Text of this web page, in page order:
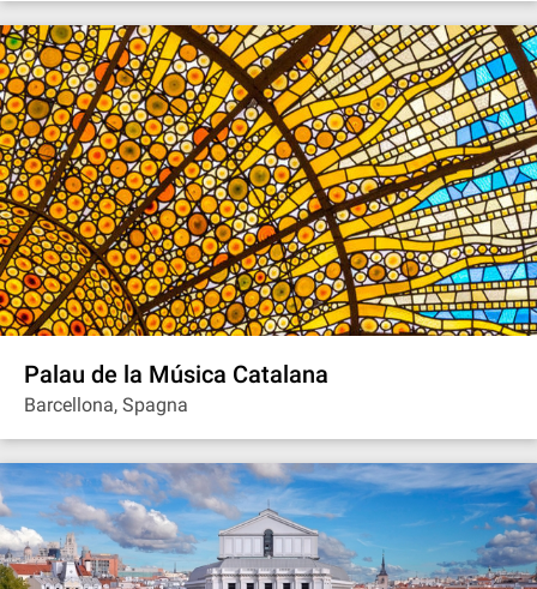
Palau de la Música Catalana
Barcellona, Spagna